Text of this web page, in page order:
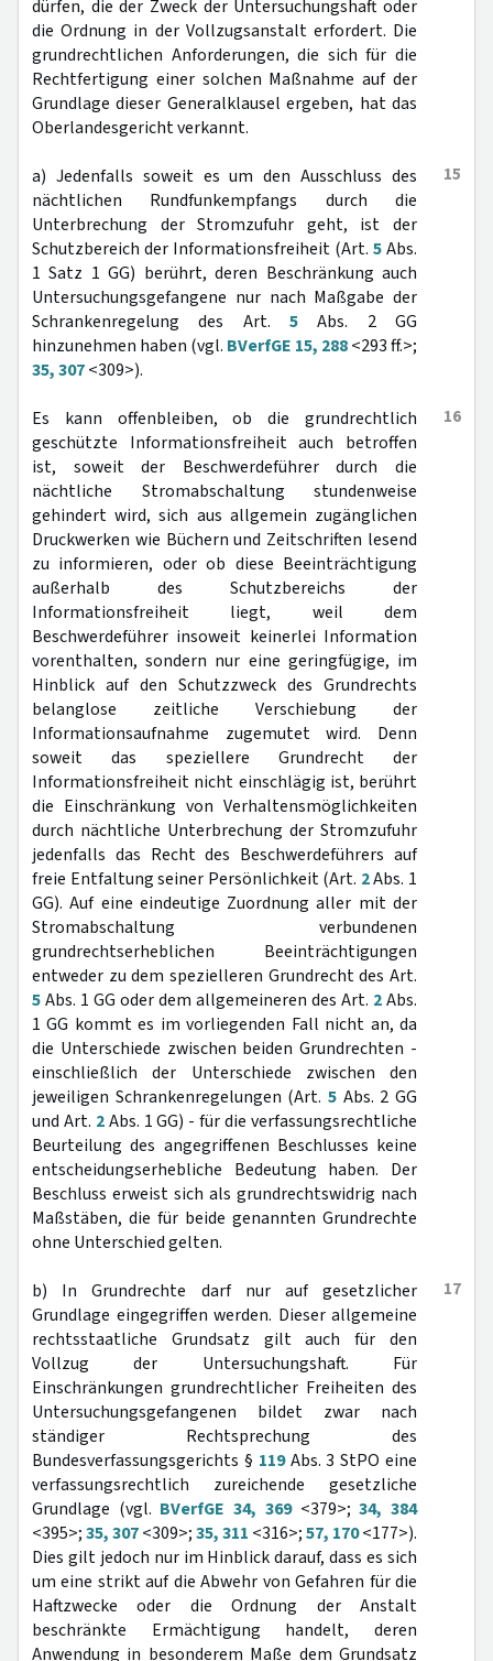
dürfen, die der Zweck der Untersuchungshaft oder
die Ordnung in der Vollzugsanstalt erfordert. Die
grundrechtlichen Anforderungen, die sich für die
Rechtfertigung einer solchen Maßnahme auf der
Grundlage dieser Generalklausel ergeben, hat das
Oberlandesgericht verkannt.
15
a) Jedenfalls soweit es um den Ausschluss des
nächtlichen Rundfunkempfangs durch die
Unterbrechung der Stromzufuhr geht, ist der
Schutzbereich der Informationsfreiheit (Art. 5Abs.
1 Satz 1 GG) berührt, deren Beschränkung auch
Untersuchungsgefangene nur nach Maßgabe der
Schrankenregelung des Art. 5 Abs. 2 GG
hinzunehmen haben (vgl. BVerfGE 15, 288<293 ff.>;
35, 307<309>).
16
Es kann offenbleiben, ob die grundrechtlich
geschützte Informationsfreiheit auch betroffen
ist, soweit der Beschwerdeführer durch die
nächtliche Stromabschaltung stundenweise
gehindert wird, sich aus allgemein zugänglichen
Druckwerken wie Büchern und Zeitschriften lesend
zu informieren, oder ob diese Beeinträchtigung
außerhalb des Schutzbereichs der
Informationsfreiheit liegt, weil dem
Beschwerdeführer insoweit keinerlei Information
vorenthalten, sondern nur eine geringfügige, im
Hinblick auf den Schutzzweck des Grundrechts
belanglose zeitliche Verschiebung der
Informationsaufnahme zugemutet wird. Denn
soweit das speziellere Grundrecht der
Informationsfreiheit nicht einschlägig ist, berührt
die Einschränkung von Verhaltensmöglichkeiten
durch nächtliche Unterbrechung der Stromzufuhr
jedenfalls das Recht des Beschwerdeführers auf
freie Entfaltung seiner Persönlichkeit (Art. 2Abs. 1
GG). Auf eine eindeutige Zuordnung aller mit der
Stromabschaltung verbundenen
grundrechtserheblichen Beeinträchtigungen
entweder zu dem spezielleren Grundrecht des Art.
5Abs. 1 GG oder dem allgemeineren des Art. 2Abs.
1 GG kommt es im vorliegenden Fall nicht an, da
die Unterschiede zwischen beiden Grundrechten -
einschließlich der Unterschiede zwischen den
jeweiligen Schrankenregelungen (Art. 5 Abs. 2 GG
und Art. 2Abs. 1 GG) - für die verfassungsrechtliche
Beurteilung des angegriffenen Beschlusses keine
entscheidungserhebliche Bedeutung haben. Der
Beschluss erweist sich als grundrechtswidrig nach
Maßstäben, die für beide genannten Grundrechte
ohne Unterschied gelten.
17
b) In Grundrechte darf nur auf gesetzlicher
Grundlage eingegriffen werden. Dieser allgemeine
rechtsstaatliche Grundsatz gilt auch für den
Vollzug der Untersuchungshaft. Für
Einschränkungen grundrechtlicher Freiheiten des
Untersuchungsgefangenen bildet zwar nach
ständiger Rechtsprechung des
Bundesverfassungsgerichts § 119Abs. 3 StPO eine
verfassungsrechtlich zureichende gesetzliche
Grundlage (vgl. BVerfGE 34, 369<379>;34, 384
<395>;35, 307<309>;35, 311 <316>;57, 170<177>).
Dies gilt jedoch nur im Hinblick darauf, dass es sich
um eine strikt auf die Abwehr von Gefahren für die
Haftzwecke oder die Ordnung der Anstalt
beschränkte Ermächtigung handelt, deren
Anwendung in besonderem Maße dem Grundsatz